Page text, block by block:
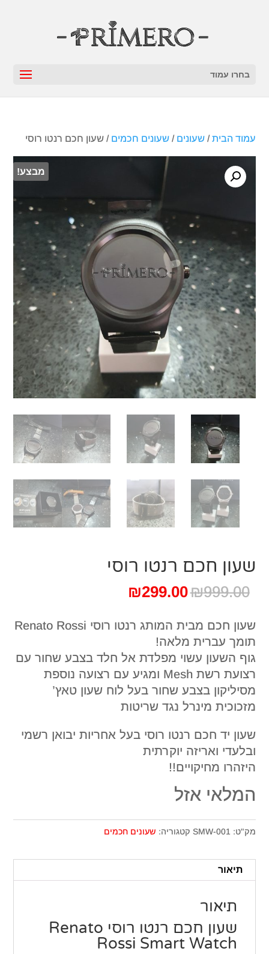
בחרו עמוד
עמוד הבית/שעונים /שעונים חכמים / שעון חכם רנטו רוסי
מבצע!
שעון חכם רנטו רוסי
₪999.00
המחיר
היה:
₪999.00.
₪299.00
הוא:
שעון חכם מבית המותג רנטו רוסי Renato Rossi
תומך עברית מלאה!
גוף השעון עשוי מפלדת אל חלד בצבע שחור עם
רצועת רשת Mesh ומגיע עם רצועה נוספת
מסיליקון בצבע שחור בעל לוח שעון טאץ’
מזכוכית מינרל נגד שריטות
שעון יד חכם רנטו רוסי בעל אחריות יבואן רשמי
ובלעדי ואריזה יוקרתית
היזהרו מחיקויים!!
המלאי אזל
מק"ט: SMW-001 קטגוריה: שעונים חכמים
תיאור
תיאור
שעון חכם רנטו רוסי Renato
Rossi Smart Watch